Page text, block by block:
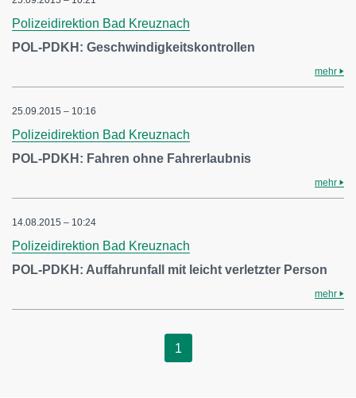
Polizeidirektion Bad Kreuznach
POL-PDKH: Geschwindigkeitskontrollen
mehr
25.09.2015 – 10:16
Polizeidirektion Bad Kreuznach
POL-PDKH: Fahren ohne Fahrerlaubnis
mehr
14.08.2015 – 10:24
Polizeidirektion Bad Kreuznach
POL-PDKH: Auffahrunfall mit leicht verletzter Person
mehr
1